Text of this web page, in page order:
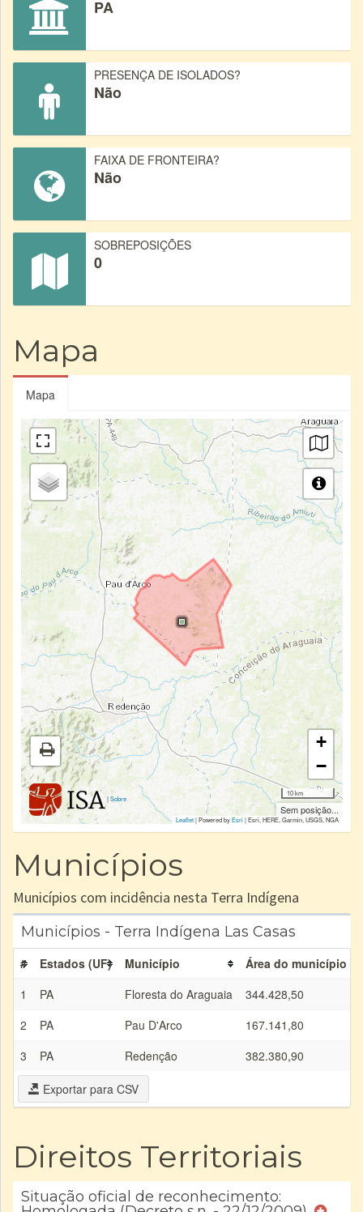
PA
PRESENÇA DE ISOLADOS?
Não
FAIXA DE FRONTEIRA?
Não
SOBREPOSIÇÕES
0
Mapa
Mapa
|Sobre
+
−
10 km
Sem posição...
Leaflet| Powered byEsri|Esri, HERE, Garmin, USGS, NGA
Municípios
Municípios com incidência nesta Terra Indígena
Municípios - Terra Indígena Las Casas
# Estados (UF) Município
Área do município
1
PA Floresta do Araguaia
344.428,50
2
PA Pau D'Arco
167.141,80
3
PA Redenção 382.380,90
Exportar para CSV
Direitos Territoriais
Situação oficial de reconhecimento: